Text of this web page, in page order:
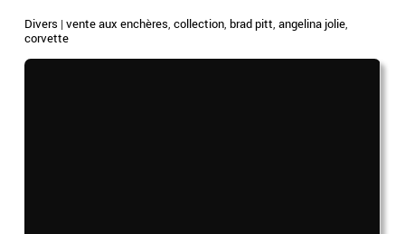
Divers |vente aux enchères,collection,brad pitt,angelina jolie,
corvette